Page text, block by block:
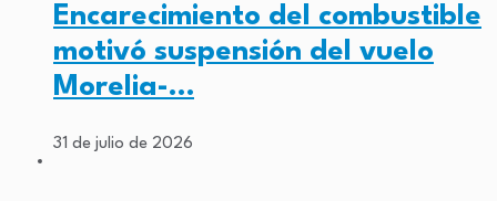
Encarecimiento del combustible
motivó suspensión del vuelo
Morelia-…
31 de julio de 2026